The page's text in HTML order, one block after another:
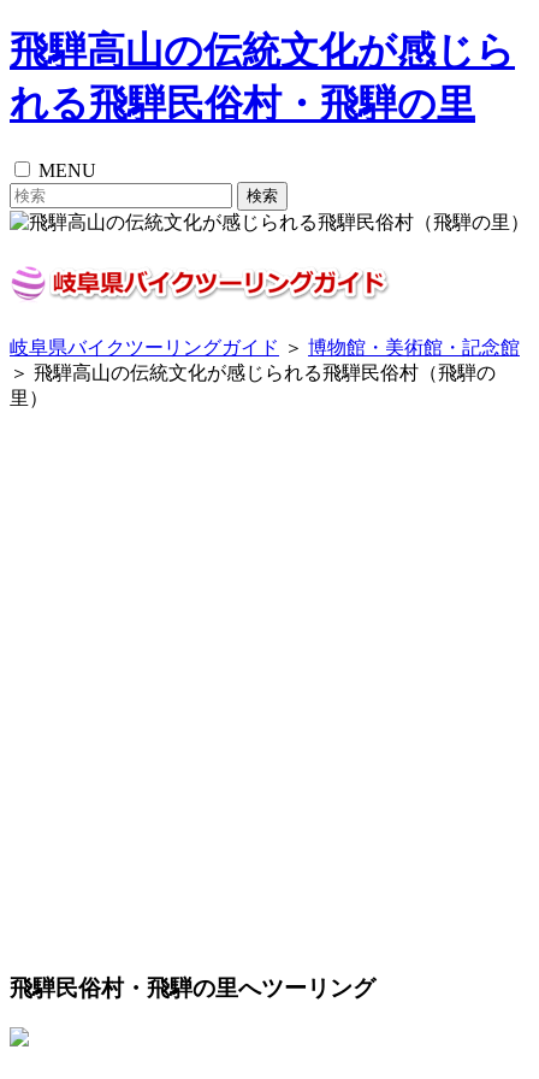
飛騨高山の伝統文化が感じら
れる飛騨民俗村・飛騨の里
MENU
岐阜県バイクツーリングガイド ＞ 博物館・美術館・記念館
＞ 飛騨高山の伝統文化が感じられる飛騨民俗村（飛騨の
里）
飛騨民俗村・飛騨の里へツーリング